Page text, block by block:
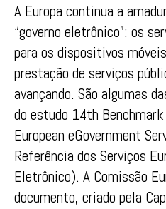
A Europa continua a
“governo eletrônico”: os
para os dispositivos
prestação de serviços
avançando. São algumas
do estudo 14th
European eGovernment
Referência dos Serviços
Eletrônico). A Comissão
documento, criado pela